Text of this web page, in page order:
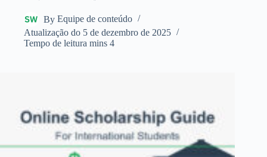
By Equipe de conteúdo
Atualização do 5 de dezembro de 2025
Tempo de leitura mins 4